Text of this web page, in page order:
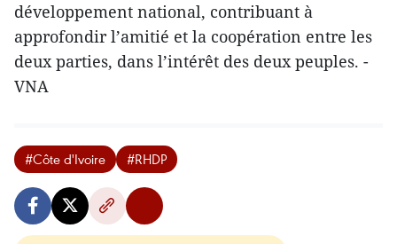
développement national, contribuant à
approfondir l’amitié et la coopération entre les
deux parties, dans l’intérêt des deux peuples. -
VNA
#Côte d'Ivoire #RHDP